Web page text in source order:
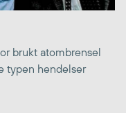
brukt atombrensel
typen hendelser